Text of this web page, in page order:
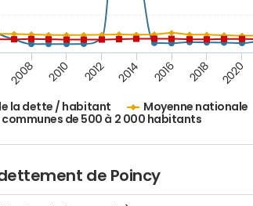
la dette / habitant
Moyenne nationale
communes de 500 à 2 000 habitants
2008 2010 2012 2014 2016 2018 2020
de Poincy